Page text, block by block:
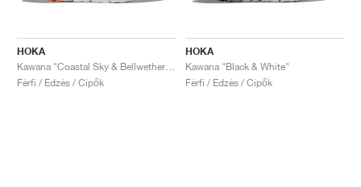
HOKA
Férfi / Edzés / Cipők
HOKA
Kawana "Black & White"
Férfi / Edzés / Cipők